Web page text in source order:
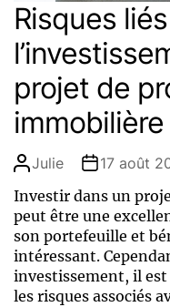
Risques
projet de
immobilière
Julie
17 août
Investir dans un
peut être une
son portefeuille et
intéressant.
investissement, il
les risques associés